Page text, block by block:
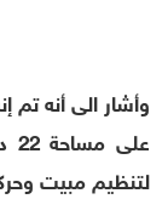
وأشار الى أنه تم
لتنظيم مبيت